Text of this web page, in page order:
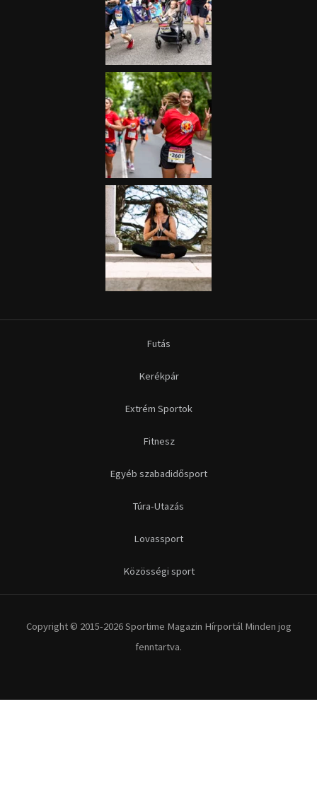
Futás
Kerékpár
Extrém Sportok
Fitnesz
Egyéb szabadidősport
Túra-Utazás
Lovassport
Közösségi sport
Copyright © 2015-2026 Sportime Magazin Hírportál Minden jog
fenntartva.